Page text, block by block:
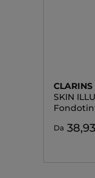
CLARINS
SKIN
Da